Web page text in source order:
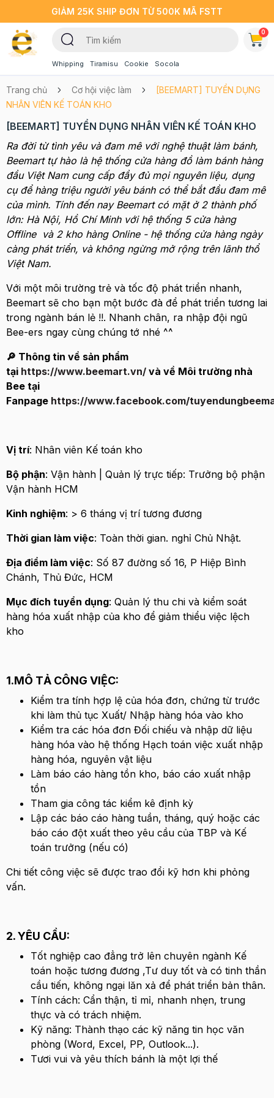
GIẢM 25K SHIP ĐƠN TỪ 500K MÃ FSTT
Whipping Tiramisu Cookie Socola
0
Trang chủ Cơ hội việc làm
[BEEMART] TUYỂN DỤNG
NHÂN VIÊN KẾ TOÁN KHO
[BEEMART] TUYỂN DỤNG NHÂN VIÊN KẾ TOÁN KHO
Ra đời từ tình yêu và đam mê với nghệ thuật làm bánh,
Beemart tự hào là hệ thống cửa hàng đồ làm bánh hàng
đầu Việt Nam cung cấp đầy đủ mọi nguyên liệu, dụng
cụ để hàng triệu người yêu bánh có thể bắt đầu đam mê
của mình. Tính đến nay Beemart có mặt ở 2 thành phố
lớn: Hà Nội, Hồ Chí Minh với hệ thống 5 cửa hàng
Offline và 2 kho hàng Online - hệ thống cửa hàng ngày
càng phát triển, và không ngừng mở rộng trên lãnh thổ
Việt Nam.
Với một môi trường trẻ và tốc độ phát triển nhanh,
Beemart sẽ cho bạn một bước đà để phát triển tương lai
trong ngành bán lẻ !!. Nhanh chân, ra nhập đội ngũ
Bee-ers ngay cùng chúng tớ nhé ^^
🔎 Thông tin về sản phẩm
tại https://www.beemart.vn/ và về Môi trường nhà
Bee tại
Fanpage https://www.facebook.com/
Vị trí: Nhân viên Kế toán kho
Bộ phận: Vận hành | Quản lý trực tiếp: Trưởng bộ phận
Vận hành HCM
Kinh nghiệm: > 6 tháng vị trí tương đương
Thời gian làm việc: Toàn thời gian. nghỉ Chủ Nhật.
Địa điểm làm việc: Số 87 đường số 16, P Hiệp Bình
Chánh, Thủ Đức, HCM
Mục đích tuyển dụng: Quản lý thu chi và kiểm soát
hàng hóa xuất nhập của kho để giảm thiểu việc lệch
kho
1.MÔ TẢ CÔNG VIỆC:
Kiểm tra tính hợp lệ của hóa đơn, chứng từ trước
khi làm thủ tục Xuất/ Nhập hàng hóa vào kho
Kiểm tra các hóa đơn Đối chiếu và nhập dữ liệu
hàng hóa vào hệ thống Hạch toán việc xuất nhập
hàng hóa, nguyên vật liệu
Làm báo cáo hàng tồn kho, báo cáo xuất nhập
tồn
Tham gia công tác kiểm kê định kỳ
Lập các báo cáo hàng tuần, tháng, quý hoặc các
báo cáo đột xuất theo yêu cầu của TBP và Kế
toán trưởng (nếu có)
Chi tiết công việc sẽ được trao đổi kỹ hơn khi phỏng
vấn.
2. YÊU CẦU:
Tốt nghiệp cao đẳng trở lên chuyên ngành Kế
toán hoặc tương đương ,Tư duy tốt và có tinh thần
cầu tiến, không ngại lăn xả để phát triển bản thân.
Tính cách: Cẩn thận, tỉ mỉ, nhanh nhẹn, trung
thực và có trách nhiệm.
Kỹ năng: Thành thạo các kỹ năng tin học văn
phòng (Word, Excel, PP, Outlook...).
Tươi vui và yêu thích bánh là một lợi thế